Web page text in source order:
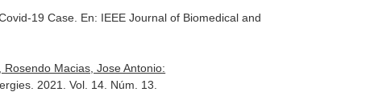
19 Case. En: IEEE Journal of Biomedical and
Macias, Jose Antonio:
. 2021. Vol. 14. Núm. 13.